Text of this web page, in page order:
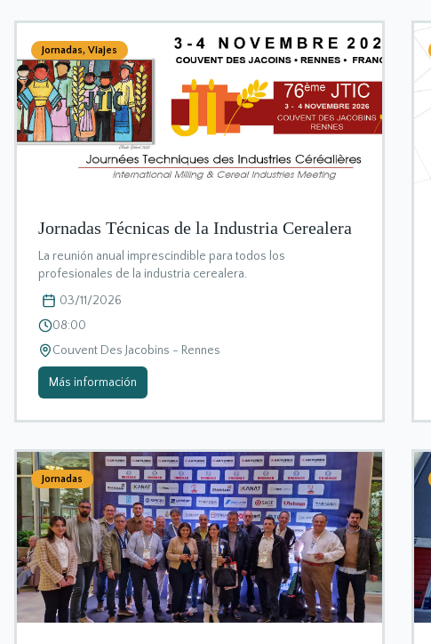
Jornadas, Viajes
Jornadas Técnicas de la Industria Cerealera
La reunión anual imprescindible para todos los
profesionales de la industria cerealera.
03/11/2026
08:00
Couvent Des Jacobins - Rennes
Más información
Jornadas